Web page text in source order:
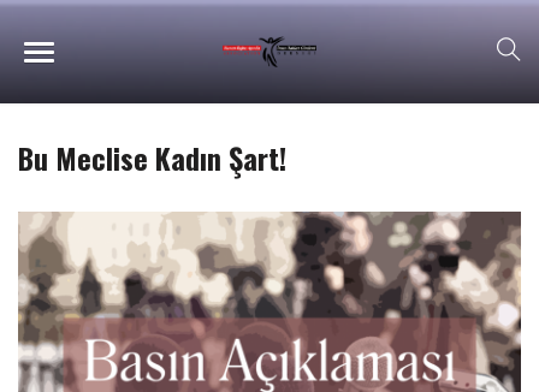
Bu Meclise Kadın Şart!